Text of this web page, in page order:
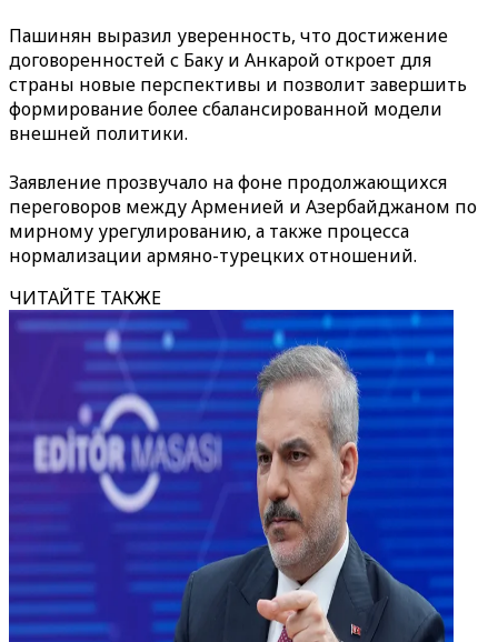
Пашинян выразил уверенность, что достижение
договоренностей с Баку и Анкарой откроет для
страны новые перспективы и позволит завершить
формирование более сбалансированной модели
внешней политики.
Заявление прозвучало на фоне продолжающихся
переговоров между Арменией и Азербайджаном по
мирному урегулированию, а также процесса
нормализации армяно-турецких отношений.
ЧИТАЙТЕ ТАКЖЕ